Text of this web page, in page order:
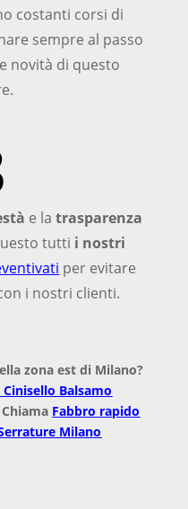
costanti corsi di
sempre al passo
novità di questo
e la trasparenza
tutti i nostri
per evitare
i nostri clienti.
zona est di Milano?
Balsamo
Fabbro rapido
Milano